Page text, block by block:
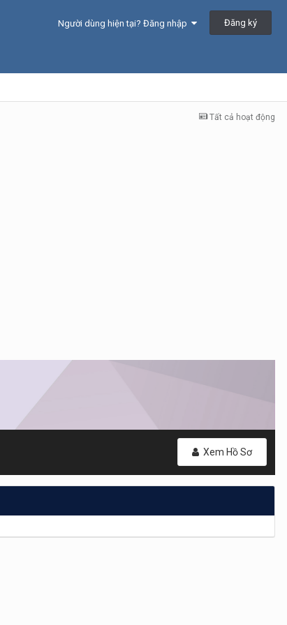
Người dùng hiện tại? Đăng nhập Đăng ký
Tất cả hoạt động
Xem Hồ Sơ